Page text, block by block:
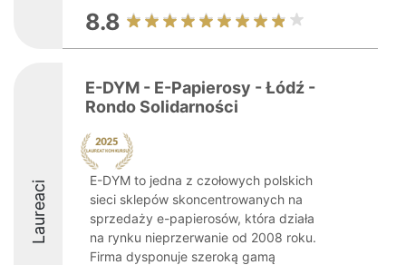
8.8
Laureaci
E-DYM - E-Papierosy - Łódź -
Rondo Solidarności
E-DYM to jedna z czołowych polskich
sieci sklepów skoncentrowanych na
sprzedaży e-papierosów, która działa
na rynku nieprzerwanie od 2008 roku.
Firma dysponuje szeroką gamą